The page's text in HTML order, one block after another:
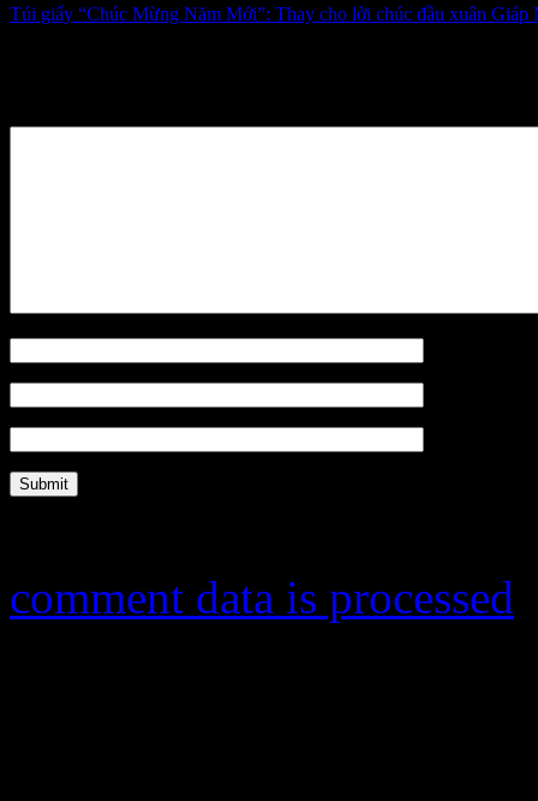
Túi giấy “Chúc Mừng Năm Mới”: Thay cho lời chúc đầu xuân Giáp
comment data is processed